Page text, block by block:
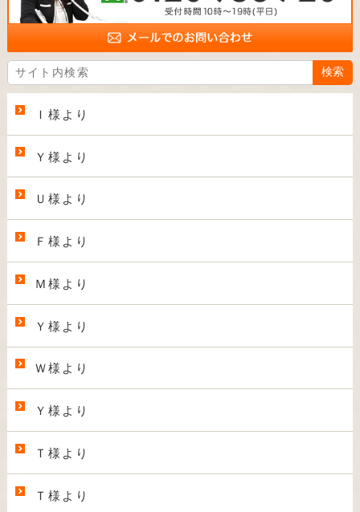
Ｉ様より
Ｙ様より
Ｕ様より
Ｆ様より
Ｍ様より
Ｙ様より
Ｗ様より
Ｙ様より
Ｔ様より
Ｔ様より